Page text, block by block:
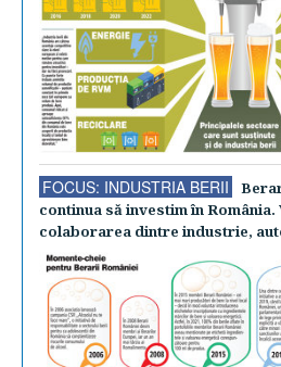
FOCUS: INDUSTRIA BERII
continua să investim în
colaborarea dintre industrie,